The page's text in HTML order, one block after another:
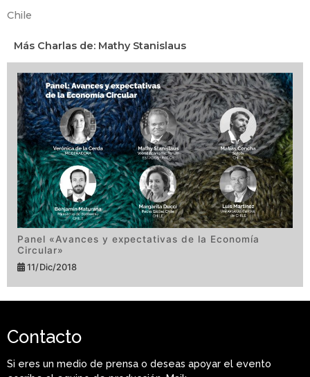
Chile
Más Charlas de: Mathy Stanislaus
Panel «Avances y expectativas de la Economía
Circular»
11/Dic/2018
Contacto
Si eres un medio de prensa o deseas apoyar el evento